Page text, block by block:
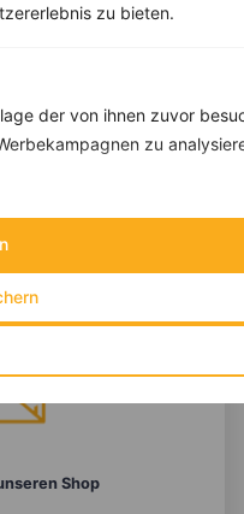
zu bieten.
der von ihnen zuvor
zu
61 g
Shop